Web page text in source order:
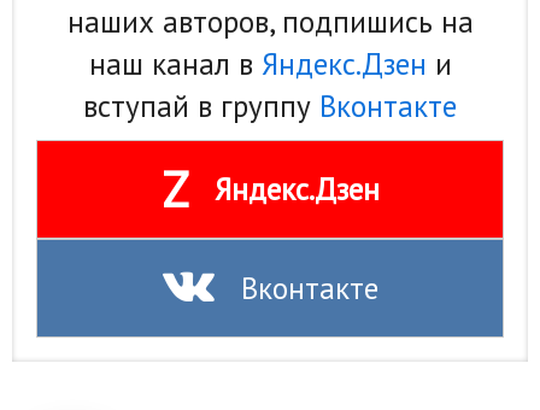
наших авторов, подпишись на
наш канал в Яндекс.Дзен и
вступай в группу Вконтакте
Z Яндекс.Дзен
Вконтакте